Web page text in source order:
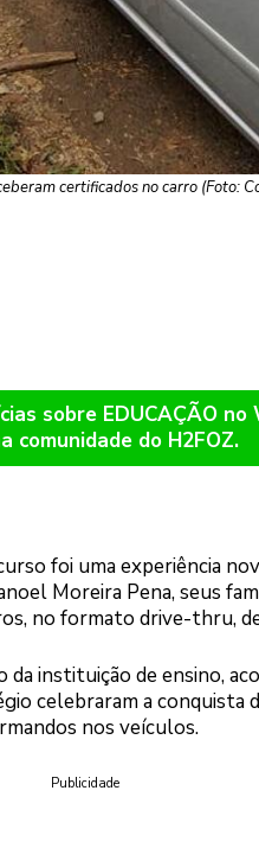
certificados no carro (Foto:
sobre EDUCAÇÃO no
comunidade do H2FOZ.
foi uma experiência
Moreira Pena, seus
no formato drive-thru,
instituição de ensino,
celebraram a conquista
nos veículos.
Publicidade